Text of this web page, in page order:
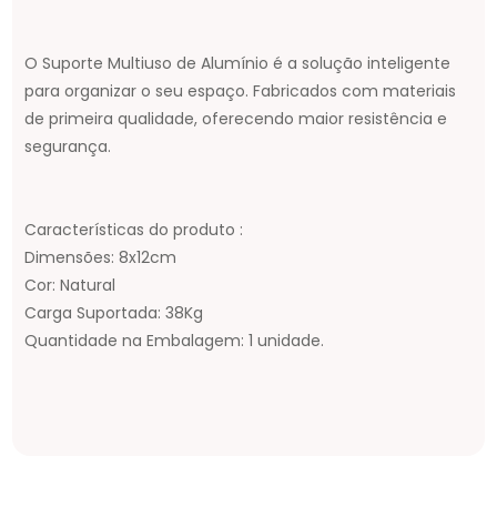
O Suporte Multiuso de Alumínio é a solução inteligente
para organizar o seu espaço. Fabricados com materiais
de primeira qualidade, oferecendo maior resistência e
segurança.
Características do produto :
Dimensões: 8x12cm
Cor: Natural
Carga Suportada: 38Kg
Quantidade na Embalagem: 1 unidade.